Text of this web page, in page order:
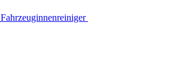
Fahrzeuginnenreiniger